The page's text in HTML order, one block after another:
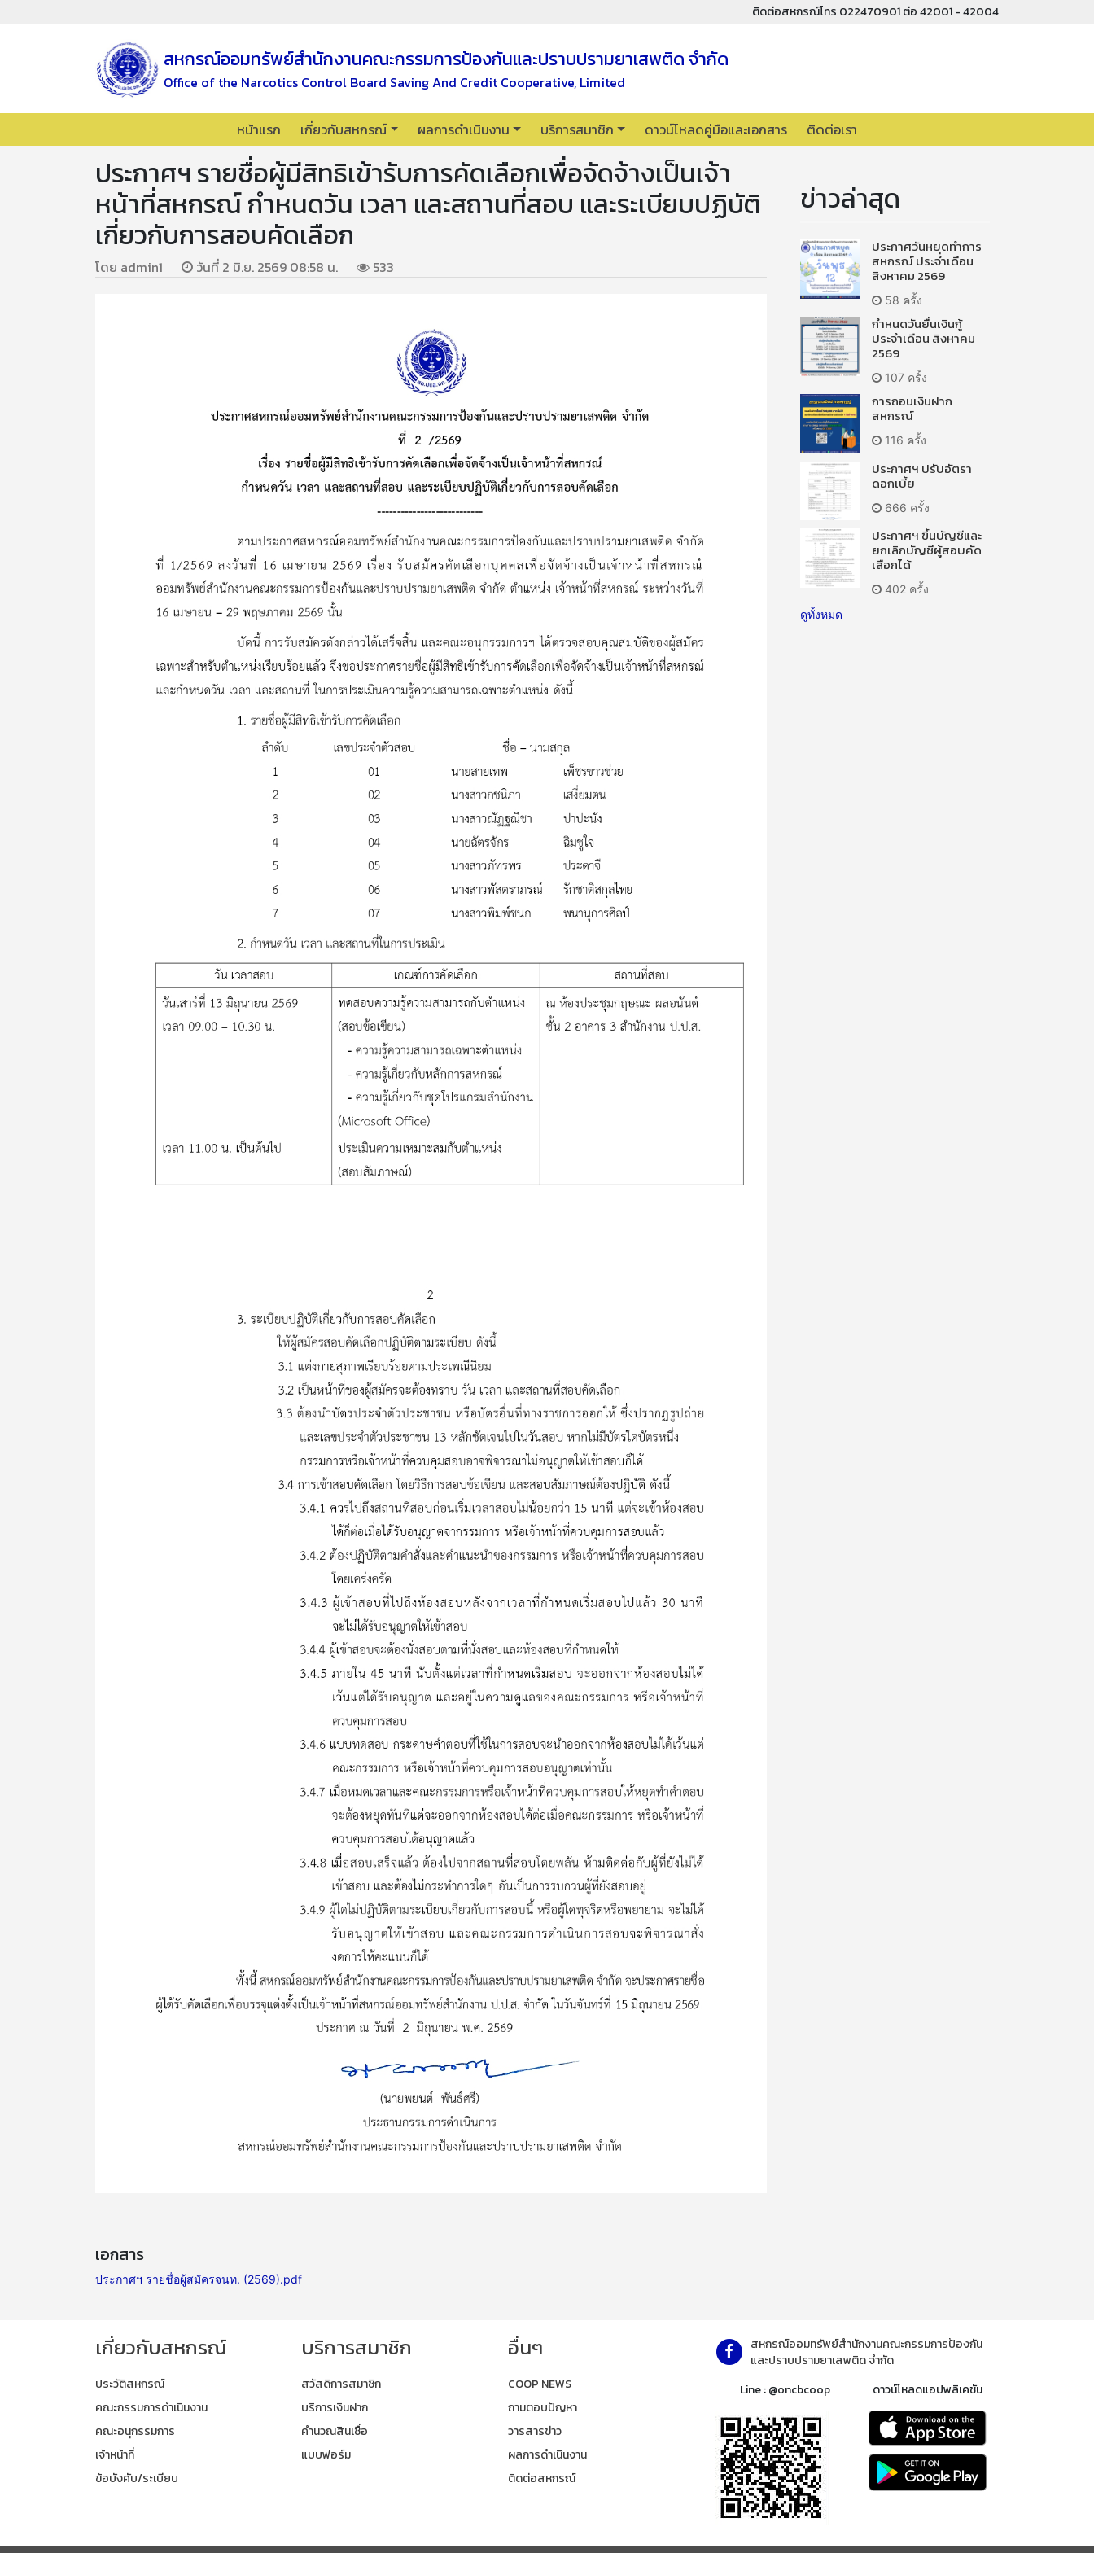
ติดต่อสหกรณ์โทร 022470901 ต่อ 42001 - 42004
สหกรณ์ออมทรัพย์สำนักงานคณะกรรมการป้องกันและปราบปรามยาเสพติด จำกัด
Office of the Narcotics Control Board Saving And Credit Cooperative, Limited
หน้าแรก เกี่ยวกับสหกรณ์ ผลการดำเนินงาน บริการสมาชิก ดาวน์โหลดคู่มือและเอกสาร ติดต่อเรา
ประกาศฯ รายชื่อผู้มีสิทธิเข้ารับการคัดเลือกเพื่อจัดจ้างเป็นเจ้า
หน้าที่สหกรณ์ กำหนดวัน เวลา และสถานที่สอบ และระเบียบปฏิบัติ
เกี่ยวกับการสอบคัดเลือก
โดย admin1 วันที่ 2 มิ.ย. 2569 08:58 น. 533
เอกสาร
ประกาศฯ รายชื่อผู้สมัครจนท. (2569).pdf
ข่าวล่าสุด
ประกาศวันหยุดทำการ
สหกรณ์ ประจำเดือน
สิงหาคม 2569
58 ครั้ง
กำหนดวันยื่นเงินกู้
ประจำเดือน สิงหาคม
2569
107 ครั้ง
การถอนเงินฝาก
สหกรณ์
116 ครั้ง
ประกาศฯ ปรับอัตรา
ดอกเบี้ย
666 ครั้ง
ประกาศฯ ขึ้นบัญชีและ
ยกเลิกบัญชีผู้สอบคัด
เลือกได้
402 ครั้ง
ดูทั้งหมด
เกี่ยวกับสหกรณ์
ประวัติสหกรณ์
คณะกรรมการดำเนินงาน
คณะอนุกรรมการ
เจ้าหน้าที่
ข้อบังคับ/ระเบียบ
บริการสมาชิก
สวัสดิการสมาชิก
บริการเงินฝาก
คำนวณสินเชื่อ
แบบฟอร์ม
อื่นๆ
COOP NEWS
ถามตอบปัญหา
วารสารข่าว
ผลการดำเนินงาน
ติดต่อสหกรณ์
สหกรณ์ออมทรัพย์สำนักงานคณะกรรมการป้องกัน
และปราบปรามยาเสพติด จำกัด
Line : @oncbcoop
ดาวน์โหลดแอปพลิเคชัน